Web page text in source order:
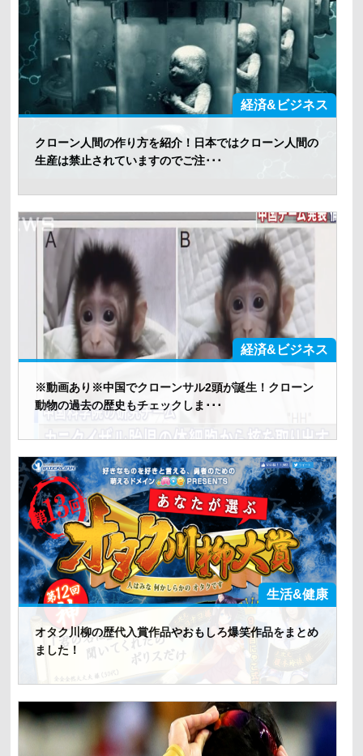
経済&ビジネス
クローン人間の作り方を紹介！日本ではクローン人間の
生産は禁止されていますのでご注･･･
経済&ビジネス
※動画あり※中国でクローンサル2頭が誕生！クローン
動物の過去の歴史もチェックしま･･･
生活&健康
オタク川柳の歴代入賞作品やおもしろ爆笑作品をまとめ
ました！